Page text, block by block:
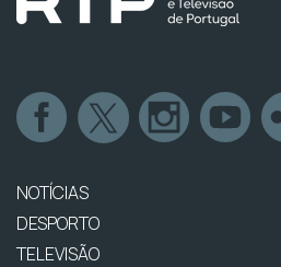
NOTÍCIAS
DESPORTO
TELEVISÃO